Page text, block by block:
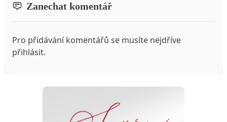
Zanechat komentář
Pro přidávání komentářů se musíte nejdříve
přihlásit.